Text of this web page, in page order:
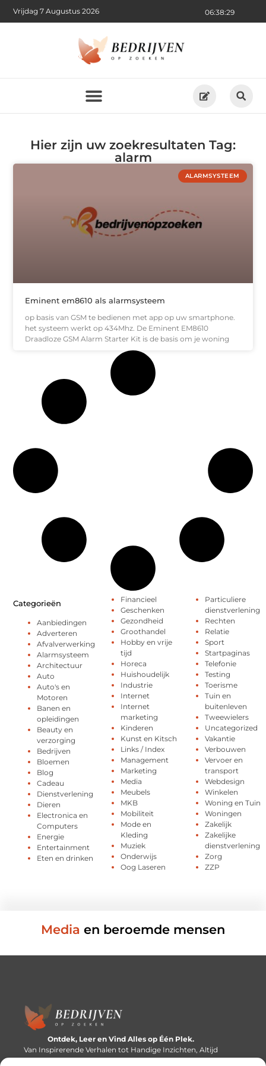
06:38:29
Vrijdag 7 Augustus 2026
Hier zijn uw zoekresultaten Tag:
alarm
ALARMSYSTEEM
Eminent em8610 als alarmsysteem
op basis van GSM te bedienen met app op uw smartphone.
het systeem werkt op 434Mhz. De Eminent EM8610
Draadloze GSM Alarm Starter Kit is de basis om je woning
Categorieën
Aanbiedingen
Adverteren
Afvalverwerking
Alarmsysteem
Architectuur
Auto
Auto's en
Motoren
Banen en
opleidingen
Beauty en
verzorging
Bedrijven
Bloemen
Blog
Cadeau
Dienstverlening
Dieren
Electronica en
Computers
Energie
Entertainment
Eten en drinken
Financieel
Geschenken
Gezondheid
Groothandel
Hobby en vrije
tijd
Horeca
Huishoudelijk
Industrie
Internet
Internet
marketing
Kinderen
Kunst en Kitsch
Links / Index
Management
Marketing
Media
Meubels
MKB
Mobiliteit
Mode en
Kleding
Muziek
Onderwijs
Oog Laseren
Particuliere
dienstverlening
Rechten
Relatie
Sport
Startpaginas
Telefonie
Testing
Toerisme
Tuin en
buitenleven
Tweewielers
Uncategorized
Vakantie
Verbouwen
Vervoer en
transport
Webdesign
Winkelen
Woning en Tuin
Woningen
Zakelijk
Zakelijke
dienstverlening
Zorg
ZZP
Media en beroemde mensen
Ontdek, Leer en Vind Alles op Één Plek.
Van Inspirerende Verhalen tot Handige Inzichten, Altijd
Binnen Handbereik.